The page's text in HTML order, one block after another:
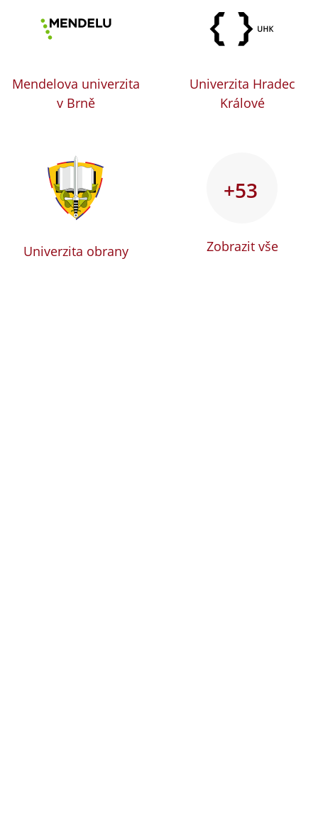
Mendelova univerzita
v Brně
Univerzita Hradec
Králové
Univerzita obrany
+53
Zobrazit vše